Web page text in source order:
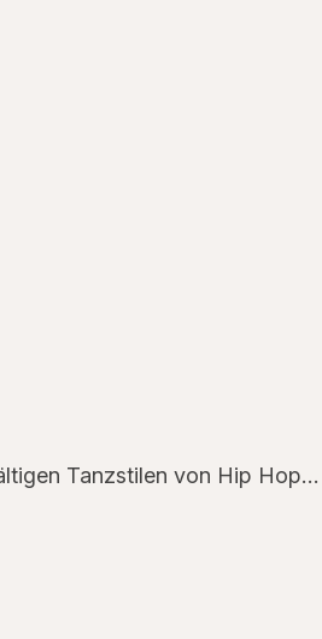
Tanzstilen von Hip Hop…